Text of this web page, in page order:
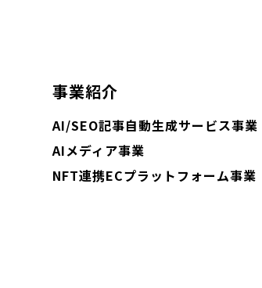
事業紹介
AI/SEO記事自動生成サービス事業
AIメディア事業
NFT連携ECプラットフォーム事業